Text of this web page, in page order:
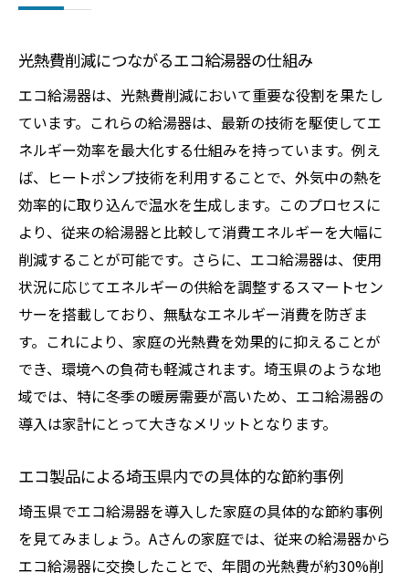
光熱費削減につながるエコ給湯器の仕組み
エコ給湯器は、光熱費削減において重要な役割を果たし
ています。これらの給湯器は、最新の技術を駆使してエ
ネルギー効率を最大化する仕組みを持っています。例え
ば、ヒートポンプ技術を利用することで、外気中の熱を
効率的に取り込んで温水を生成します。このプロセスに
より、従来の給湯器と比較して消費エネルギーを大幅に
削減することが可能です。さらに、エコ給湯器は、使用
状況に応じてエネルギーの供給を調整するスマートセン
サーを搭載しており、無駄なエネルギー消費を防ぎま
す。これにより、家庭の光熱費を効果的に抑えることが
でき、環境への負荷も軽減されます。埼玉県のような地
域では、特に冬季の暖房需要が高いため、エコ給湯器の
導入は家計にとって大きなメリットとなります。
エコ製品による埼玉県内での具体的な節約事例
埼玉県でエコ給湯器を導入した家庭の具体的な節約事例
を見てみましょう。Aさんの家庭では、従来の給湯器から
エコ給湯器に交換したことで、年間の光熱費が約30%削